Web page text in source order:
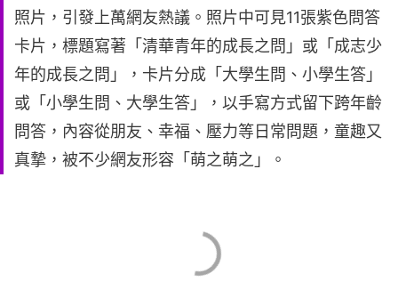
照片，引發上萬網友熱議。照片中可見11張紫色問答
卡片，標題寫著「清華青年的成長之問」或「成志少
年的成長之問」，卡片分成「大學生問、小學生答」
或「小學生問、大學生答」，以手寫方式留下跨年齡
問答，內容從朋友、幸福、壓力等日常問題，童趣又
真摯，被不少網友形容「萌之萌之」。